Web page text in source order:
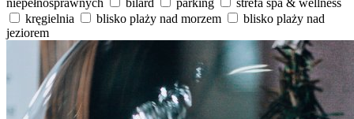
kręgielnia
blisko plaży nad morzem
blisko plaży nad
jeziorem